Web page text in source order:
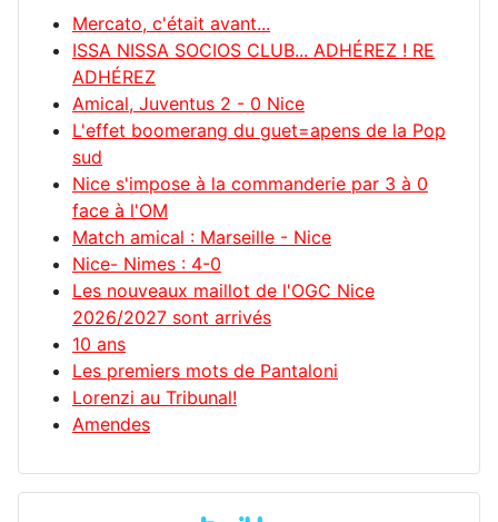
Mercato, c'était avant...
ISSA NISSA SOCIOS CLUB... ADHÉREZ ! RE
ADHÉREZ
Amical, Juventus 2 - 0 Nice
L'effet boomerang du guet=apens de la Pop
sud
Nice s'impose à la commanderie par 3 à 0
face à l'OM
Match amical : Marseille - Nice
Nice- Nimes : 4-0
Les nouveaux maillot de l'OGC Nice
2026/2027 sont arrivés
10 ans
Les premiers mots de Pantaloni
Lorenzi au Tribunal!
Amendes